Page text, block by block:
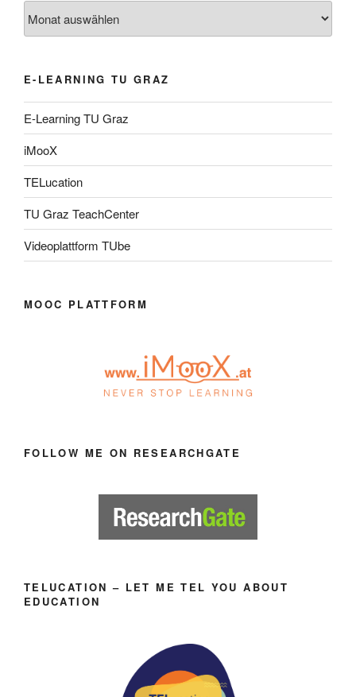
E-LEARNING TU GRAZ
E-Learning TU Graz
iMooX
TELucation
TU Graz TeachCenter
Videoplattform TUbe
MOOC PLATTFORM
FOLLOW ME ON RESEARCHGATE
TELUCATION – LET ME TEL YOU ABOUT
EDUCATION